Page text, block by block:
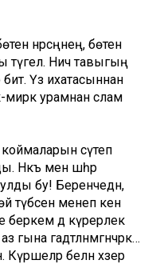
нәрсәңнең, бөтен
түгел. Ничә тавыгың
Үз ихатасыннан
мирәк урамнан сәлам
коймаларын сүтеп
менә шәһәр
бу! Беренчедән,
түбәсенә менеп кенә
беркем дә күрерлек
гадәтләнмәгәнчәрәк…
белән хәзер